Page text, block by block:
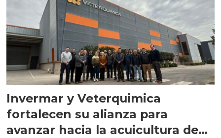
Invermar y Veterquimica
fortalecen su alianza para
avanzar hacia la acuicultura de